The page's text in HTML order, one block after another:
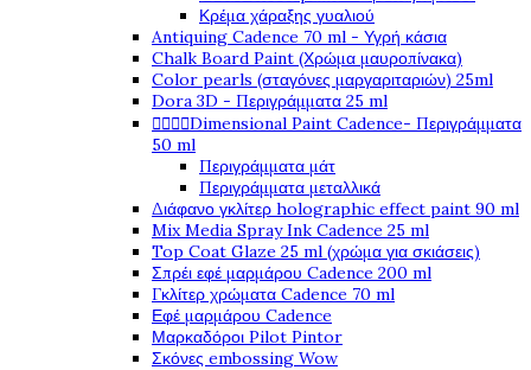
Κρέμα χάραξης γυαλιού
Antiquing Cadence 70 ml - Υγρή κάσια
Chalk Board Paint (Χρώμα μαυροπίνακα)
Color pearls (σταγόνες μαργαριταριών) 25ml
Dora 3D - Περιγράμματα 25 ml
Dimensional Paint Cadence- Περιγράμματα
50 ml
Περιγράμματα μάτ
Περιγράμματα μεταλλικά
Διάφανο γκλίτερ holographic effect paint 90 ml
Mix Media Spray Ink Cadence 25 ml
Top Coat Glaze 25 ml (χρώμα για σκιάσεις)
Σπρέι εφέ μαρμάρου Cadence 200 ml
Γκλίτερ χρώματα Cadence 70 ml
Εφέ μαρμάρου Cadence
Μαρκαδόροι Pilot Pintor
Σκόνες embossing Wow